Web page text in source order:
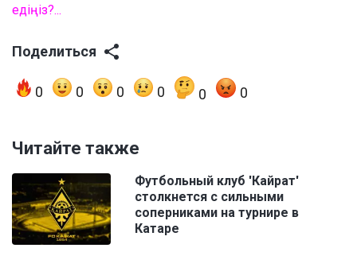
едіңіз?...
Поделиться
0 0 0 0 0 0
Читайте также
Футбольный клуб 'Кайрат'
столкнется с сильными
соперниками на турнире в
Катаре